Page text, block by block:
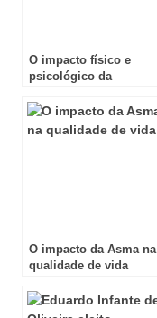
O impacto físico e
psicológico da
O impacto da Asma na
qualidade de vida